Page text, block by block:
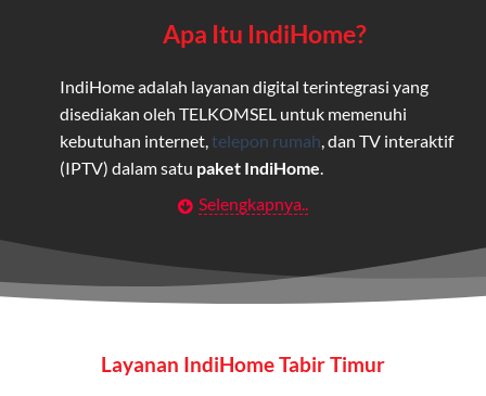
Apa Itu IndiHome?
IndiHome adalah layanan digital terintegrasi yang
disediakan oleh TELKOMSEL untuk memenuhi
kebutuhan internet, telepon rumah , dan TV interaktif
(IPTV) dalam satu paket IndiHome
Layanan Wifi Indihome ini dirancang untuk
maupun individu yang membutuhkan konektivitas dan
hiburan berkualitas tinggi.
Selengkapnya..
Layanan IndiHome Tabir Timur